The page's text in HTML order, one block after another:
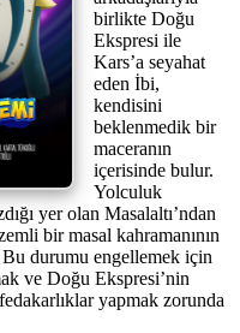
birlikte Doğu
Ekspresi ile
Kars’a seyahat
eden İbi,
kendisini
beklenmedik bir
maceranın
içerisinde bulur.
Yolculuk
yer olan Masalaltı’ndan
bir masal kahramanının
durumu engellemek için
ve Doğu Ekspresi’nin
yapmak zorunda